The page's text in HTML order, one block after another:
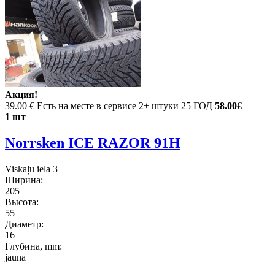
Акция!
39.00 € Есть на месте в сервисе 2+ штуки 25 ГОД 58.00€
1 шт
Norrsken ICE RAZOR 91H
Viskaļu iela 3
Ширина:
205
Высота:
55
Диаметр:
16
Глубина, mm:
jauna